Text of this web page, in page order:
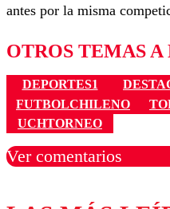
antes por la misma
OTROS TEMAS
DEPORTES1
FUTBOLCHILENO
UCHTORNEO
Ver comentarios